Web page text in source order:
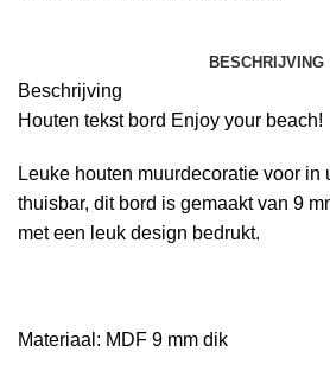
BESCHRIJVING
Beschrijving
Houten tekst bord Enjoy your beach!
Leuke houten muurdecoratie voor in
thuisbar, dit bord is gemaakt van 9
met een leuk design bedrukt.
Materiaal: MDF 9 mm dik